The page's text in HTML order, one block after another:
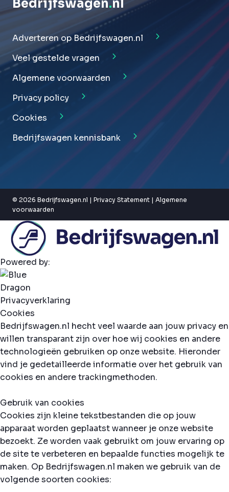
Bedrijfswagen.nl
Adverteren op Bedrijfswagen.nl
Veel gestelde vragen
Algemene voorwaarden
Privacy policy
Cookies
Bedrijfswagen kennisbank
© 2026 Bedrijfswagen.nl | Privacy Statement | Algemene
voorwaarden
Powered by:
Privacyverklaring
Cookies
Bedrijfswagen.nl hecht veel waarde aan jouw privacy en
willen transparant zijn over hoe wij cookies en andere
technologieën gebruiken op onze website. Hieronder
vind je gedetailleerde informatie over het gebruik van
cookies en andere trackingmethoden.
Gebruik van cookies
Cookies zijn kleine tekstbestanden die op jouw
apparaat worden geplaatst wanneer je onze website
bezoekt. Ze worden vaak gebruikt om jouw ervaring op
de site te verbeteren en bepaalde functies mogelijk te
maken. Op Bedrijfswagen.nl maken we gebruik van de
volgende soorten cookies: